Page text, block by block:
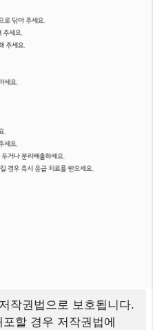
저작권법으로 보호됩니다.
할 경우 저작권법에